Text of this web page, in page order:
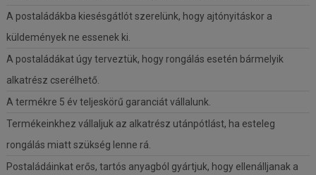
A postaládákba kiesésgátlót szerelünk, hogy ajtónyitáskor a
küldemények ne essenek ki.
A postaládákat úgy terveztük, hogy rongálás esetén bármelyik
alkatrész cserélhető.
A termékre 5 év teljeskörű garanciát vállalunk.
Termékeinkhez vállaljuk az alkatrész utánpótlást, ha esteleg
rongálás miatt szükség lenne rá.
Postaládáinkat erős, tartós anyagból gyártjuk, hogy ellenálljanak a